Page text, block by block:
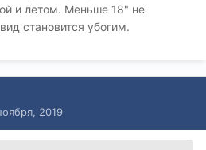
и летом. Меньше 18" не
становится убогим.
2019